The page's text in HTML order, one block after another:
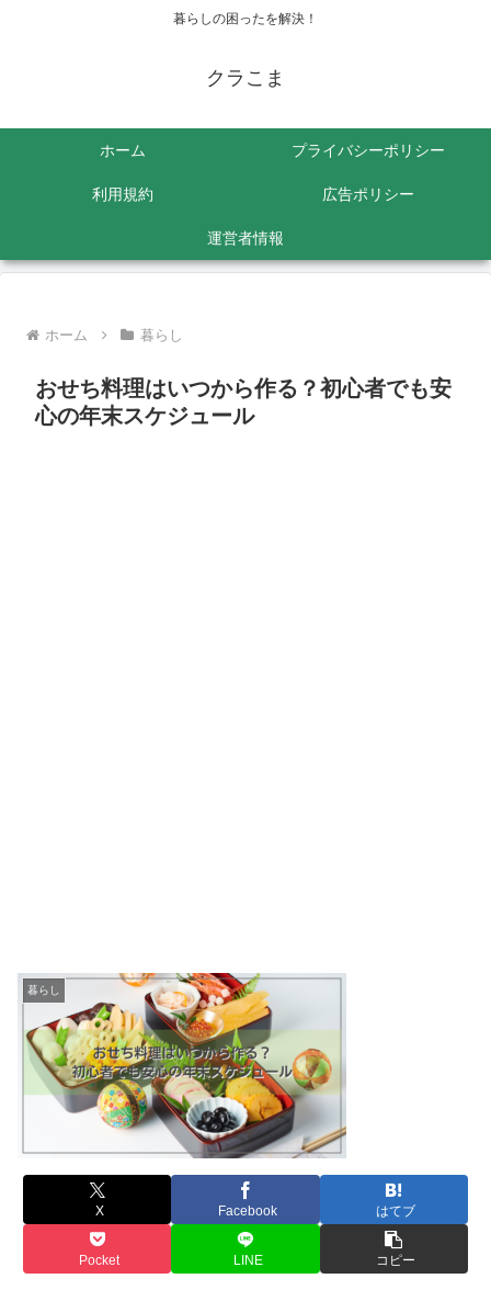
暮らしの困ったを解決！
クラこま
ホーム プライバシーポリシー
利用規約 広告ポリシー
運営者情報
ホーム 暮らし
おせち料理はいつから作る？初心者でも安
心の年末スケジュール
暮らし
X Facebook はてブ
Pocket LINE コピー